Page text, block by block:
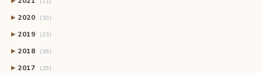
▶ 2020 (10)
▶ 2019 (23)
▶ 2018 (38)
▶ 2017 (29)